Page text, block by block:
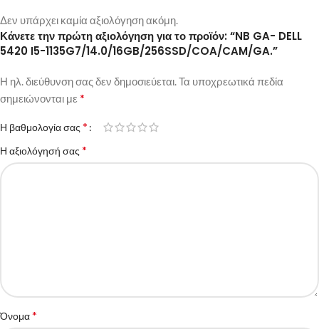
Δεν υπάρχει καμία αξιολόγηση ακόμη.
Κάνετε την πρώτη αξιολόγηση για το προϊόν: “NB GA- DELL
5420 I5-1135G7/14.0/16GB/256SSD/COA/CAM/GA.”
Η ηλ. διεύθυνση σας δεν δημοσιεύεται.Τα υποχρεωτικά πεδία
σημειώνονται με *
Η βαθμολογία σας *
Η αξιολόγησή σας *
Όνομα*